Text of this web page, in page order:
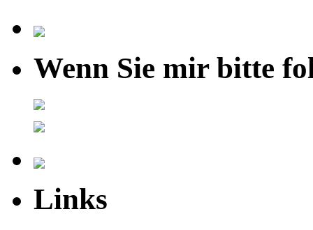
Wenn Sie mir bitte
Links